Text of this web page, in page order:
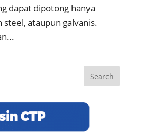
dapat dipotong hanya
steel, ataupun galvanis.